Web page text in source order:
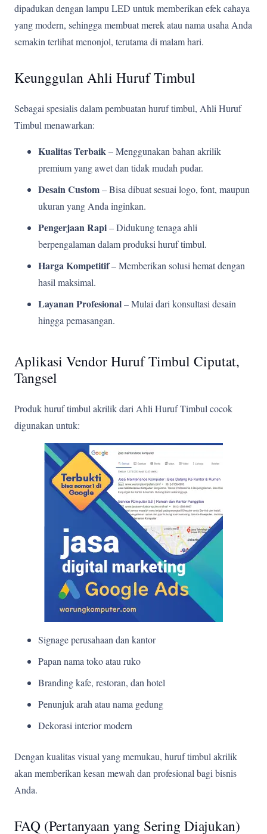
dipadukan dengan lampu LED untuk memberikan efek cahaya
yang modern, sehingga membuat merek atau nama usaha Anda
semakin terlihat menonjol, terutama di malam hari.
Keunggulan Ahli Huruf Timbul
Sebagai spesialis dalam pembuatan huruf timbul, Ahli Huruf
Timbul menawarkan:
Kualitas Terbaik– Menggunakan bahan akrilik
premium yang awet dan tidak mudah pudar.
Desain Custom– Bisa dibuat sesuai logo, font, maupun
ukuran yang Anda inginkan.
Pengerjaan Rapi– Didukung tenaga ahli
berpengalaman dalam produksi huruf timbul.
Harga Kompetitif– Memberikan solusi hemat dengan
hasil maksimal.
Layanan Profesional– Mulai dari konsultasi desain
hingga pemasangan.
Aplikasi Vendor Huruf Timbul Ciputat,
Tangsel
Produk huruf timbul akrilik dari Ahli Huruf Timbul cocok
digunakan untuk:
Signage perusahaan dan kantor
Papan nama toko atau ruko
Branding kafe, restoran, dan hotel
Penunjuk arah atau nama gedung
Dekorasi interior modern
Dengan kualitas visual yang memukau, huruf timbul akrilik
akan memberikan kesan mewah dan profesional bagi bisnis
Anda.
FAQ (Pertanyaan yang Sering Diajukan)